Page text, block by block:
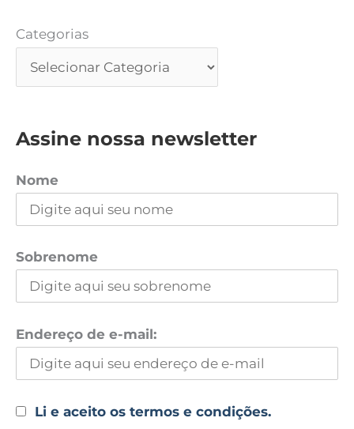
Categorias
Assine nossa newsletter
Nome
Sobrenome
Endereço de e-mail:
Li e aceito os termos e condições.